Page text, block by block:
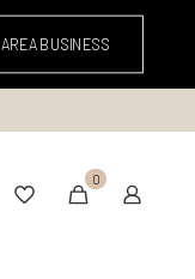
AREA BUSINESS
0